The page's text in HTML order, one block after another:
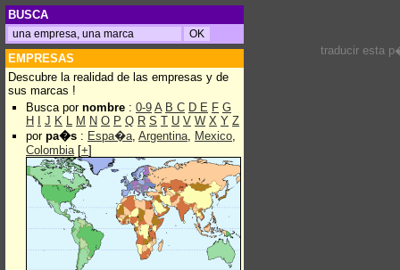
BUSCA
EMPRESAS
Descubre la realidad de las empresas y de
sus marcas !
Busca por nombre : 0-9 A B C D E F G
H
J K L M N O P Q R S T U V W X Y Z
por pa�s : Espa�a, Argentina, Mexico,
Colombia[+]
traducir esta